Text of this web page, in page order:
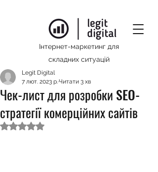
Інтернет-маркетинг для
складних ситуацій
Чек-лист для розробки SEO-
стратегії комерційних сайтів
Legit Digital
7 лют. 2023 р.Читати 3 хв
Оцінка: NaN з 5 зірок.